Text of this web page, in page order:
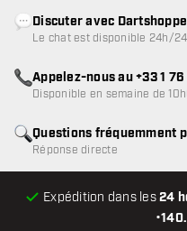
•
Expédition dans les24
Questions fréquemment
Réponse directe
Discuter avec
Le chat est disponible 24h/
Appelez-nous au +33 1
Disponible en semaine de